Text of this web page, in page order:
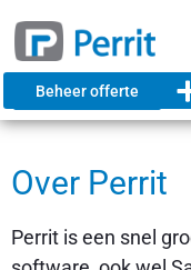
Beheer offerte
Over Perrit
Perrit is een snel